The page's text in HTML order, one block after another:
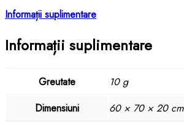
Informații suplimentare
Informații suplimentare
Greutate
10 g
Dimensiuni
60 × 70 × 20 cm